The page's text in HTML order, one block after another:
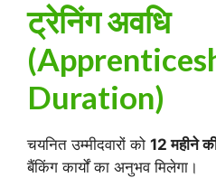
ट्रेनिंग अवधि
Duration)
चयनित उम्मीदवारों को 12 महीने
बैंकिंग कार्यों का अनुभव मिलेगा।